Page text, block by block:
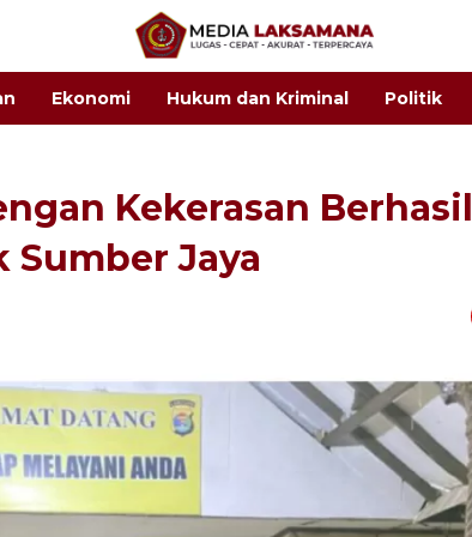
Ekonomi Hukum dan Kriminal Politik
Kekerasan Berhasil
Sumber Jaya